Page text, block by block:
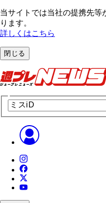
当サイトでは当社の提携先等
ります。
詳しくはこちら
閉じる